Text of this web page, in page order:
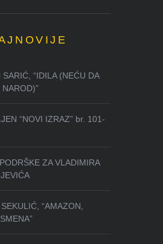
SARIĆ, “IDILA (NEĆU DA
“NOVI IZRAZ” br. 101-
ZA VLADIMIRA
“AMAZON,